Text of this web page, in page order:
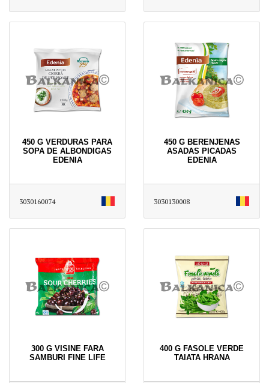
450 G VERDURAS PARA
SOPA DE ALBONDIGAS
EDENIA
3030160074
450 G BERENJENAS
ASADAS PICADAS
EDENIA
3030130008
300 G VISINE FARA
SAMBURI FINE LIFE
400 G FASOLE VERDE
TAIATA HRANA